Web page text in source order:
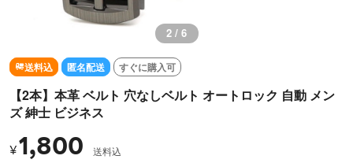
2 / 6
送料込 匿名配送 すぐに購入可
【2本】本革 ベルト 穴なしベルト オートロック 自動 メン
ズ 紳士 ビジネス
¥1,800 送料込